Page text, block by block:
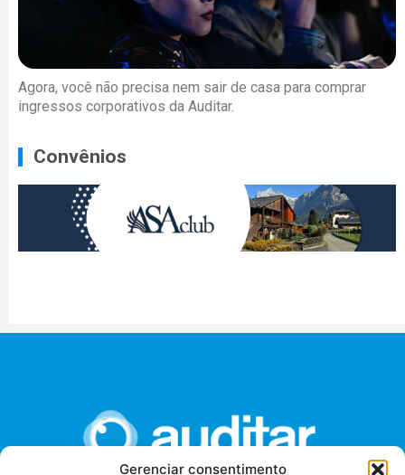
Gerenciar consentimento
Agora, você não precisa nem sair de casa para comprar
ingressos corporativos da Auditar.
Convênios